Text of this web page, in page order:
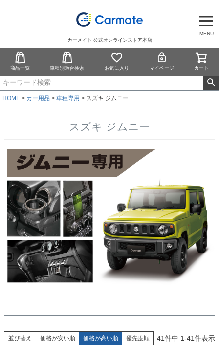
MENU
カーメイト 公式オンラインストア本店
商品一覧 車種別適合検索 お気に入り マイページ カート
HOME カー用品 車種専用 スズキ ジムニー
スズキ ジムニー
並び替え 価格が安い順 価格が高い順 優先度順 41件中 1-41件表示